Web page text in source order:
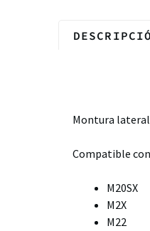
Montura lateral
Compatible
M20SX
M2X
M22